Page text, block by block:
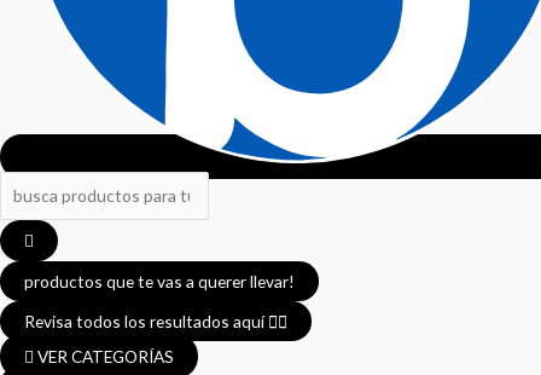
productos que te vas a querer llevar!
Revisa todos los resultados aquí 👈🏼
VER CATEGORÍAS